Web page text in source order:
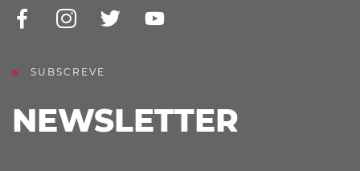
SUBSCREVE
NEWSLETTER